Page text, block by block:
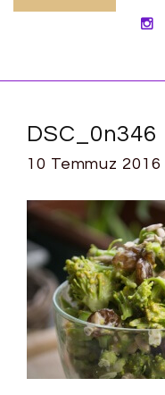
DSC_0n346
10 Temmuz 2016